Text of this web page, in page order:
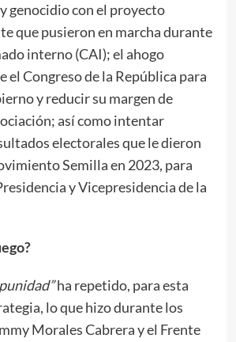
genocidio con el proyecto
que pusieron en marcha durante
interno (CAI); el ahogo
el Congreso de la República para
y reducir su margen de
así como intentar
electorales que le dieron
Semilla en 2023, para
y Vicepresidencia de la
ha repetido, para esta
lo que hizo durante los
Morales Cabrera y el Frente